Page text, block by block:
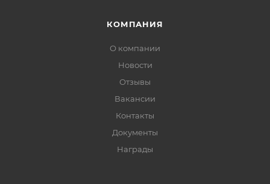
КОМПАНИЯ
О компании
Новости
Отзывы
Вакансии
Контакты
Документы
Награды